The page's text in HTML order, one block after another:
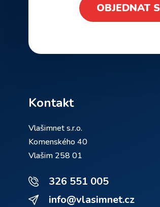
OBJEDNAT
Kontakt
Vlašimnet s.r.o.
Komenského 40
Vlašim 258 01
326 551 005
info@vlasimnet.cz